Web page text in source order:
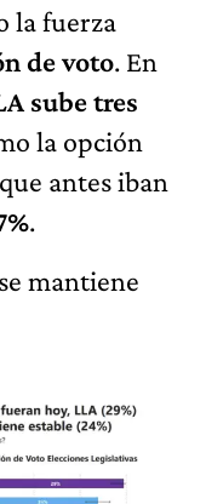
la fuerza
de voto. En
sube tres
la opción
antes iban
.
se mantiene